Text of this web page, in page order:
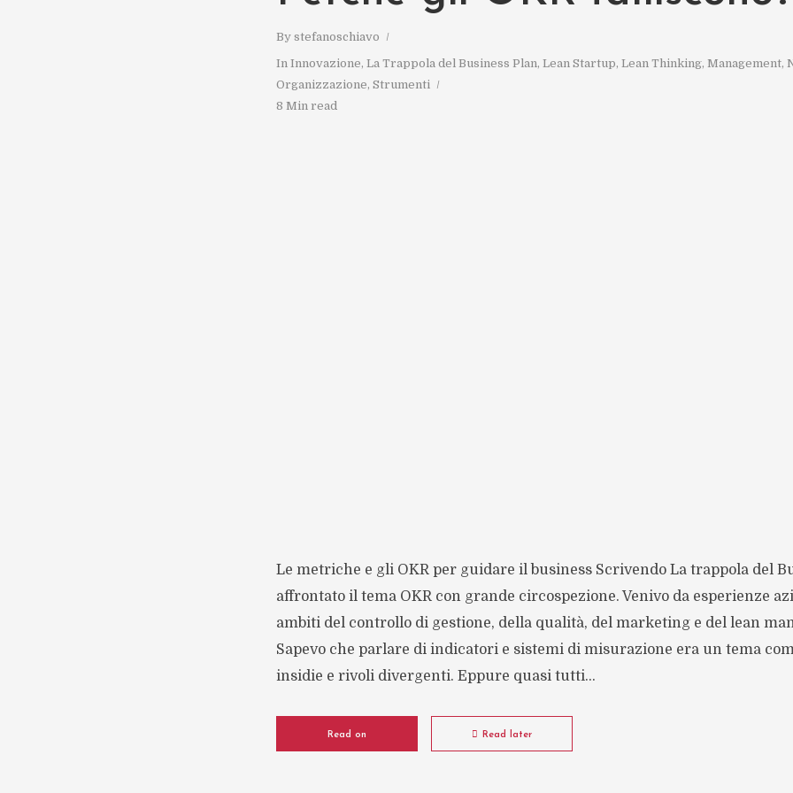
By stefanoschiavo
In Innovazione, La Trappola del Business Plan, Lean Startup, Lean Thinking, Management,
Organizzazione, Strumenti
8 Min read
Le metriche e gli OKR per guidare il business Scrivendo La trappola del
affrontato il tema OKR con grande circospezione. Venivo da esperienze
ambiti del controllo di gestione, della qualità, del marketing e del lean
Sapevo che parlare di indicatori e sistemi di misurazione era un tema
insidie e rivoli divergenti. Eppure quasi tutti...
Read on Read later